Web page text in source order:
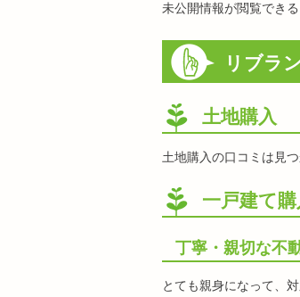
未公開情報が閲覧でき
リブラ
土地購入
土地購入の口コミは見
一戸建て購
丁寧・親切な不
とても親身になって、